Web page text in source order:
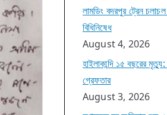
লামডিং বদরপুর ট্রেন
বিধিনিষেধ
August 4, 2026
হাইলাকান্দি ১৫ বছরের
গ্রেফতার
August 3, 2026